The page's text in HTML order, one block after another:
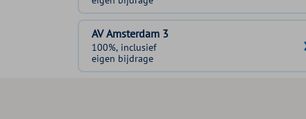
AV Amsterdam 3
100%, inclusief
eigen bijdrage